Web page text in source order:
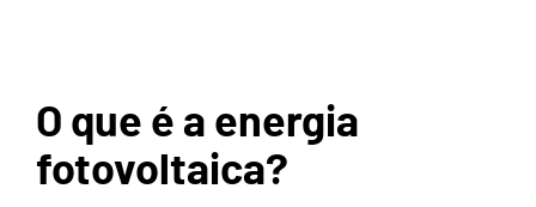
O que é a energia
fotovoltaica?